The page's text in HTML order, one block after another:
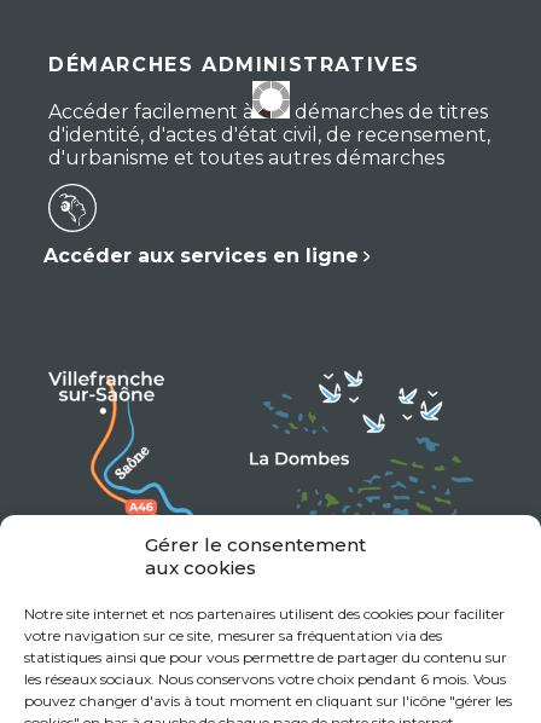
Gérer le consentement
aux cookies
Notre site internet et nos partenaires utilisent des cookies pour faciliter
votre navigation sur ce site, mesurer sa fréquentation via des
statistiques ainsi que pour vous permettre de partager du contenu sur
les réseaux sociaux. Nous conservons votre choix pendant 6 mois. Vous
pouvez changer d'avis à tout moment en cliquant sur l'icône "gérer les
DÉMARCHES ADMINISTRATIVES
Accéder facilement à vos démarches de titres
d'identité, d'actes d'état civil, de recensement,
d'urbanisme et toutes autres démarches
Accéder aux services en ligne